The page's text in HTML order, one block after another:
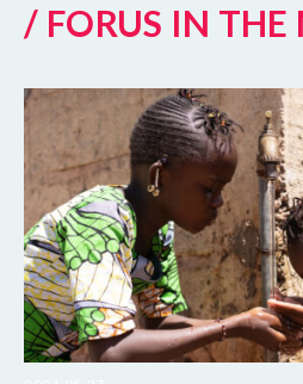
/ FORUS IN